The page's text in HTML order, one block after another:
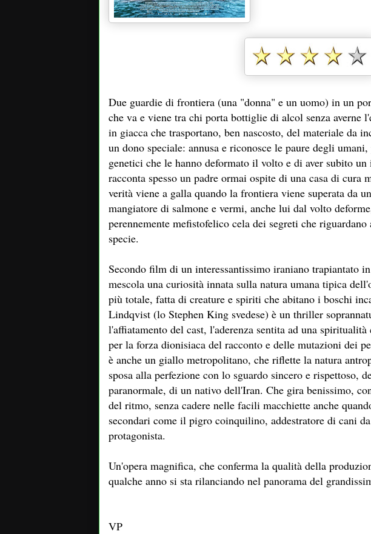
Due guardie di frontiera (una "donna" e un uomo) in un
che va e viene tra chi porta bottiglie di alcol senza averne
in giacca che trasportano, ben nascosto, del materiale da
un dono speciale: annusa e riconosce le paure degli
genetici che le hanno deformato il volto e di aver subito
racconta spesso un padre ormai ospite di una casa di cura
verità viene a galla quando la frontiera viene superata da
mangiatore di salmone e vermi, anche lui dal volto
perennemente mefistofelico cela dei segreti che
specie.
Secondo film di un interessantissimo iraniano trapiantato
mescola una curiosità innata sulla natura umana tipica
più totale, fatta di creature e spiriti che abitano i boschi
Lindqvist (lo Stephen King svedese) è un thriller
l'affiatamento del cast, l'aderenza sentita ad una
per la forza dionisiaca del racconto e delle mutazioni dei
è anche un giallo metropolitano, che riflette la natura
sposa alla perfezione con lo sguardo sincero e rispettoso,
paranormale, di un nativo dell'Iran. Che gira benissimo,
del ritmo, senza cadere nelle facili macchiette anche
secondari come il pigro coinquilino, addestratore di cani
protagonista.
Un'opera magnifica, che conferma la qualità della
qualche anno si sta rilanciando nel panorama del
VP